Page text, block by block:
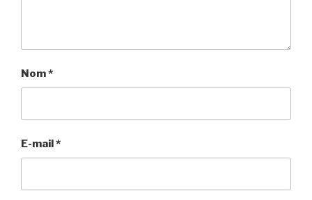
Nom*
E-mail*